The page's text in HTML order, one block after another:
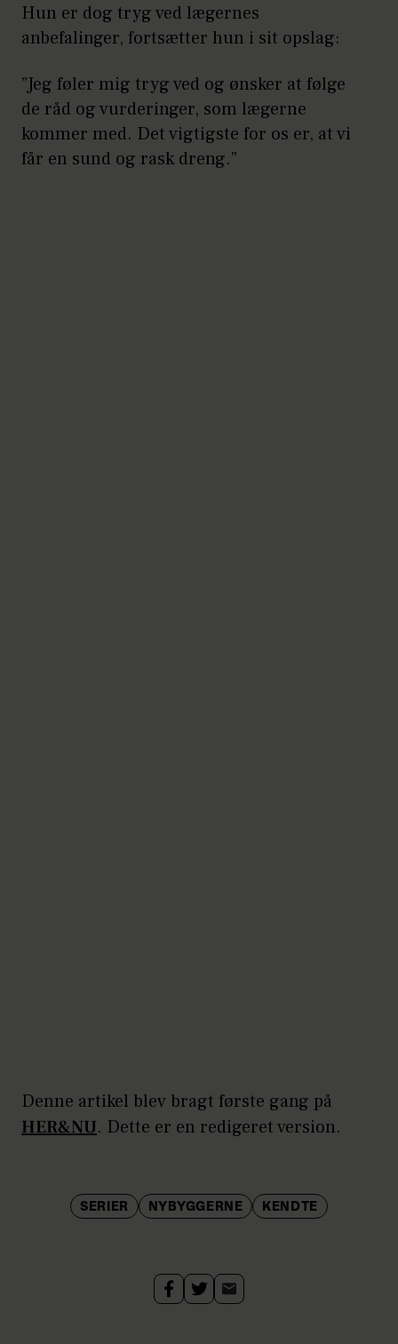
Hun er dog tryg ved lægernes
anbefalinger, fortsætter hun i sit opslag:
”Jeg føler mig tryg ved og ønsker at følge
de råd og vurderinger, som lægerne
kommer med. Det vigtigste for os er, at vi
får en sund og rask dreng.”
Denne artikel blev bragt første gang på
HER&NU. Dette er en redigeret version.
SERIER NYBYGGERNE KENDTE